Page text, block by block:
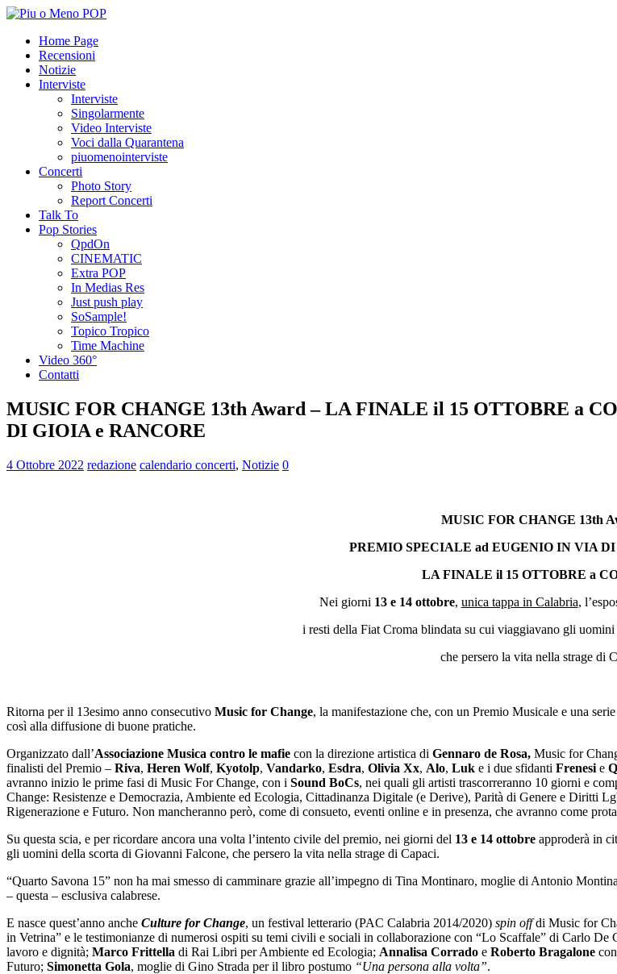
Home Page
Recensioni
Notizie
Interviste
Interviste
Singolarmente
Video Interviste
Voci dalla Quarantena
piuomenointerviste
Concerti
Photo Story
Report Concerti
Talk To
Pop Stories
QpdOn
CINEMATIC
Extra POP
In Medias Res
Just push play
SoSample!
Topico Tropico
Time Machine
Video 360°
Contatti
MUSIC FOR CHANGE 13th Award – LA FINALE il 15 OTTOBRE a
DI GIOIA e RANCORE
4 Ottobre 2022 redazione calendario concerti, Notizie 0
MUSIC FOR CHANGE 13th
PREMIO SPECIALE ad EUGENIO IN VIA DI
LA FINALE il 15 OTTOBRE a
Nei giorni 13 e 14 ottobre, unica tappa in Calabria,
i resti della Fiat Croma blindata su cui viaggiavano gli
che persero la vita nella strage di
Ritorna per il 13esimo anno consecutivo Music for Change, la manifestazione che, con un Premio Musicale e una
così alla diffusione di buone pratiche.
Organizzato dall’Associazione Musica contro le mafie con la direzione artistica di Gennaro de Rosa, Music for
finalisti del Premio – Riva, Heren Wolf, Kyotolp, Vandarko, Esdra, Olivia Xx, Alo, Luk e i due sfidanti Frenesi e
avranno inizio le prime fasi di Music For Change, con i Sound BoCs, nei quali gli artisti trascorreranno 10 giorni e
Change: Resistenze e Democrazia, Ambiente ed Ecologia, Cittadinanza Digitale (e Derive), Parità di Genere e Diritti
Rigenerazione e Futuro. Non mancheranno però, come di consueto, eventi online e in presenza, che avranno come
Su questa scia, e per ricordare ancora una volta l’intento civile del premio, nei giorni del 13 e 14 ottobre approderà in
gli uomini della scorta di Giovanni Falcone, che persero la vita nella strage di Capaci.
“Quarto Savona 15” non ha mai smesso di camminare grazie all’impegno di Tina Montinaro, moglie di Antonio
– questa – esclusiva calabrese.
E nasce quest’anno anche Culture for Change, un festival letterario (PAC Calabria 2014/2020) spin offdi Music for
in Vetrina” e le testimonianze di numerosi ospiti su temi civili e sociali in collaborazione con “Lo Scaffale” di Carlo De
lavoro e dignità; Marco Frittella di Rai Libri per Ambiente ed Ecologia; Annalisa Corrado e Roberto Bragalone
Futuro; Simonetta Gola, moglie di Gino Strada per il libro postumo “Una persona alla volta”.